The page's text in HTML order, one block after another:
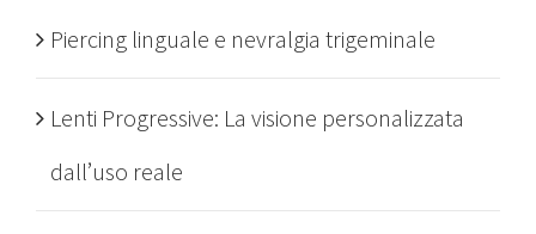
Piercing linguale e nevralgia trigeminale
Lenti Progressive: La visione personalizzata
dall’uso reale